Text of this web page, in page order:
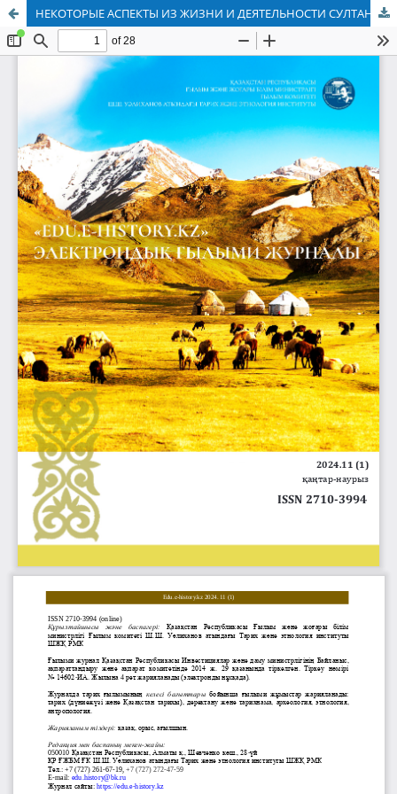
НЕКОТОРЫЕ АСПЕКТЫ ИЗ ЖИЗНИ И ДЕЯТЕЛЬНОСТИ СУЛТАНА СУЛТАНМАМЕТА (30–50 ГОДЫ XVIII ВЕКА)